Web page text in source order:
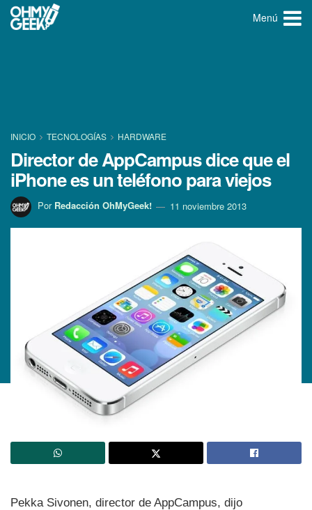
Menú
INICIO TECNOLOGÍ­AS HARDWARE
Director de AppCampus dice que el
iPhone es un teléfono para viejos
Por Redacción OhMyGeek! 11 noviembre 2013
Pekka Sivonen, director de AppCampus, dijo